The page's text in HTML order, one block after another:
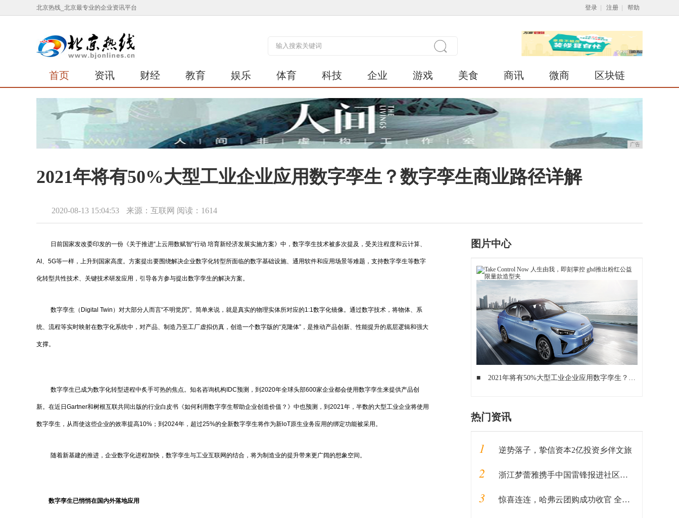
北京热线_北京最专业的企业资讯平台 登录 注册 帮助
首页 资讯 财经 教育 娱乐 体育 科技 企业 游戏 美食 商讯 微商 区块链
广告
2021年将有50%大型工业企业应用数字孪生？数字孪生商业路径详解
2020-08-13 15:04:53 来源：互联网 阅读：1614
日前国家发改委印发的一份《关于推进“上云用数赋智”行动 培育新经济发展实施方案》中，数字孪生技术被多次提及，受关注程度和云计算、
AI、5G等一样，上升到国家高度。方案提出要围绕解决企业数字化转型所面临的数字基础设施、通用软件和应用场景等难题，支持数字孪生等数字
化转型共性技术、关键技术研发应用，引导各方参与提出数字孪生的解决方案。
数字孪生（Digital Twin）对大部分人而言“不明觉厉”。简单来说，就是真实的物理实体所对应的1:1数字化镜像。通过数字技术，将物体、系
统、流程等实时映射在数字化系统中，对产品、制造乃至工厂虚拟仿真，创造一个数字版的“克隆体”，是推动产品创新、性能提升的底层逻辑和强大
支撑。
数字孪生已成为数字化转型进程中炙手可热的焦点。知名咨询机构IDC预测，到2020年全球头部600家企业都会使用数字孪生来提供产品创
新。在近日Gartner和树根互联共同出版的行业白皮书《如何利用数字孪生帮助企业创造价值？》中也预测，到2021年，半数的大型工业企业将使用
数字孪生，从而使这些企业的效率提高10%；到2024年，超过25%的全新数字孪生将作为新loT原生业务应用的绑定功能被采用。
随着新基建的推进，企业数字化进程加快，数字孪生与工业互联网的结合，将为制造业的提升带来更广阔的想象空间。
数字孪生已悄悄在国内外落地应用
图片中心
■ 2021年将有50%大型工业企业应用数字孪生？数字孪生商业路径详解
热门资讯
1 逆势落子，挚信资本2亿投资乡伴文旅
2 浙江梦蕾雅携手中国雷锋报进社区公益活动
3 惊喜连连，哈弗云团购成功收官 全民掘金计划接踵而至